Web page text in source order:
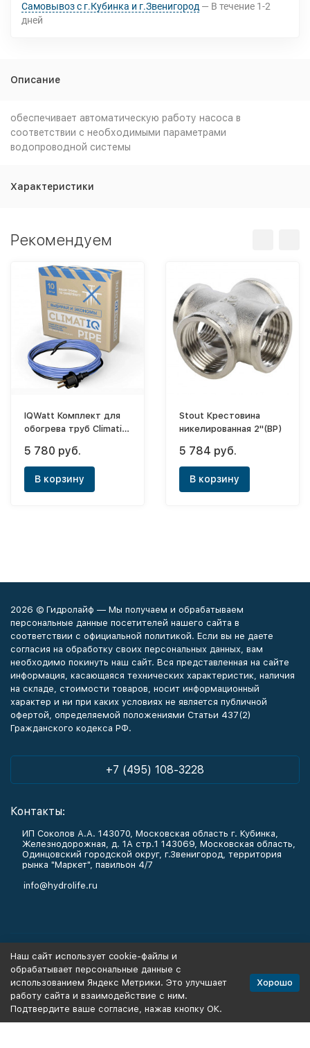
Самовывоз с г.Кубинка и г.Звенигород В течение 1-2
дней
Описание
обеспечивает автоматическую работу насоса в
соответствии с необходимыми параметрами
водопроводной системы
Характеристики
Рекомендуем
IQWatt Комплект для
обогрева труб Climatiq
5 780 руб.
В корзину
Stout Крестовина
никелированная 2"(ВР)
5 784 руб.
В корзину
2026 © Гидролайф — Мы получаем и обрабатываем
персональные данные посетителей нашего сайта в
соответствии с официальной политикой. Если вы не даете
согласия на обработку своих персональных данных, вам
необходимо покинуть наш сайт. Вся представленная на сайте
информация, касающаяся технических характеристик, наличия
на складе, стоимости товаров, носит информационный
характер и ни при каких условиях не является публичной
офертой, определяемой положениями Статьи 437(2)
Гражданского кодекса РФ.
+7 (495) 108-3228
Контакты:
ИП Соколов А.А. 143070, Московская область г. Кубинка,
Железнодорожная, д. 1А стр.1 143069, Московская область,
Одинцовский городской округ, г.Звенигород, территория
рынка "Маркет", павильон 4/7
info@hydrolife.ru
Информация
Политика персональных данных
Наш сайт использует cookie-файлы и
обрабатывает персональные данные с
использованием Яндекс Метрики. Это улучшает
работу сайта и взаимодействие с ним.
Подтвердите ваше согласие, нажав кнопку ОК.
Хорошо